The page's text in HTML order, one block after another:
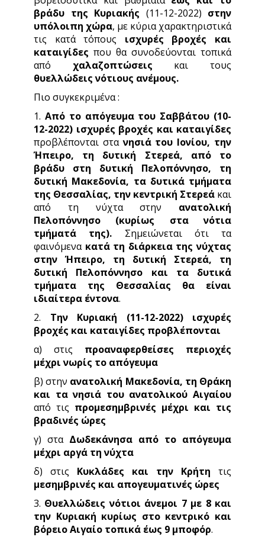
βράδυ της Κυριακής (11-12-2022) στην
υπόλοιπη χώρα, με κύρια χαρακτηριστικά
τις κατά τόπους ισχυρές βροχές και
καταιγίδες που θα συνοδεύονται τοπικά
από χαλαζοπτώσεις και τους
θυελλώδεις νότιους ανέμους.
Πιο συγκεκριμένα :
1. Από το απόγευμα του Σαββάτου (10-
12-2022) ισχυρές βροχές και καταιγίδες
προβλέπονται στανησιά του Ιονίου, την
Ήπειρο, τη δυτική Στερεά, από το
βράδυ στη δυτική Πελοπόννησο, τη
δυτική Μακεδονία, τα δυτικά τμήματα
της Θεσσαλίας, την κεντρική Στερεά και
από τη νύχτα στην ανατολική
Πελοπόννησο (κυρίως στα νότια
τμήματά της). Σημειώνεται ότι τα
φαινόμενα κατά τη διάρκεια της νύχτας
στην Ήπειρο, τη δυτική Στερεά, τη
δυτική Πελοπόννησο και τα δυτικά
τμήματα της Θεσσαλίας θα είναι
ιδιαίτερα έντονα.
2. Την Κυριακή (11-12-2022) ισχυρές
βροχές και καταιγίδες προβλέπονται
α) στις προαναφερθείσες περιοχές
μέχρι νωρίς το απόγευμα
β) στην ανατολική Μακεδονία, τη Θράκη
και τα νησιά του ανατολικού Αιγαίου
από τις προμεσημβρινές μέχρι και τις
βραδινές ώρες
γ) στα Δωδεκάνησα από το απόγευμα
μέχρι αργά τη νύχτα
δ) στις Κυκλάδες και την Κρήτη τις
μεσημβρινές και απογευματινές ώρες
3. Θυελλώδεις νότιοι άνεμοι 7 με 8 και
την Κυριακή κυρίως στο κεντρικό και
βόρειο Αιγαίο τοπικά έως 9 μποφόρ.